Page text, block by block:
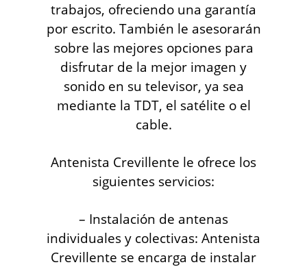
trabajos, ofreciendo una garantía
por escrito. También le asesorarán
sobre las mejores opciones para
disfrutar de la mejor imagen y
sonido en su televisor, ya sea
mediante la TDT, el satélite o el
cable.
Antenista Crevillente le ofrece los
siguientes servicios:
– Instalación de antenas
individuales y colectivas: Antenista
Crevillente se encarga de instalar